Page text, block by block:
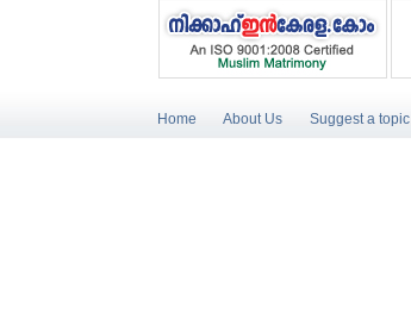
Home About Us Suggest a topic